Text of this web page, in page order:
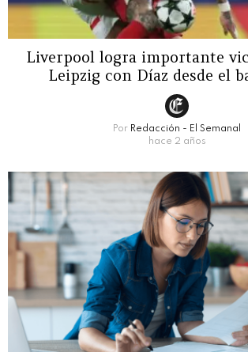
Liverpool logra importante
Leipzig con Díaz desde el
Por Redacción - El Semanal
hace 2 años